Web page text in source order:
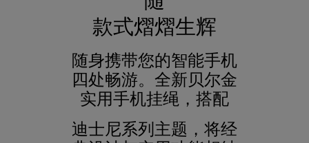
款式熠熠生辉
随身携带您的智能手机
四处畅游。全新贝尔金
实用手机挂绳，搭配
迪士尼系列主题，将经